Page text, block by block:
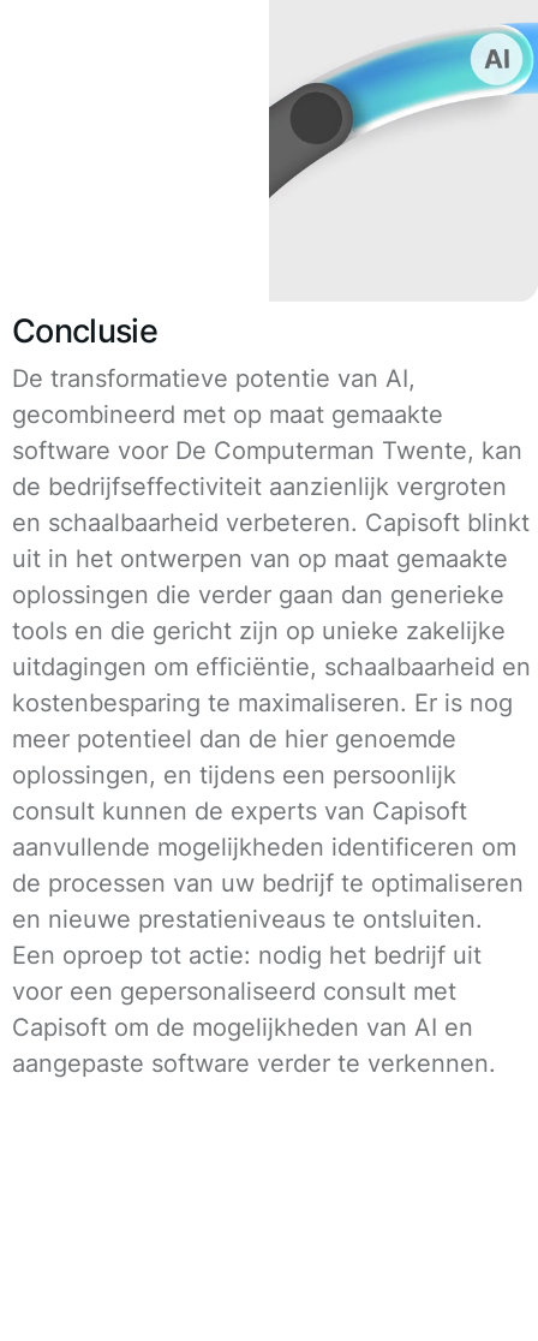
Conclusie
De transformatieve potentie van AI,
gecombineerd met op maat gemaakte
software voor De Computerman Twente, kan
de bedrijfseffectiviteit aanzienlijk vergroten
en schaalbaarheid verbeteren. Capisoft blinkt
uit in het ontwerpen van op maat gemaakte
oplossingen die verder gaan dan generieke
tools en die gericht zijn op unieke zakelijke
uitdagingen om efficiëntie, schaalbaarheid en
kostenbesparing te maximaliseren. Er is nog
meer potentieel dan de hier genoemde
oplossingen, en tijdens een persoonlijk
consult kunnen de experts van Capisoft
aanvullende mogelijkheden identificeren om
de processen van uw bedrijf te optimaliseren
en nieuwe prestatieniveaus te ontsluiten.
Een oproep tot actie: nodig het bedrijf uit
voor een gepersonaliseerd consult met
Capisoft om de mogelijkheden van AI en
aangepaste software verder te verkennen.